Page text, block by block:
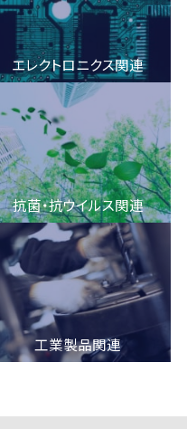
エレクトロニクス関連
抗菌・抗ウイルス関連
工業製品関連